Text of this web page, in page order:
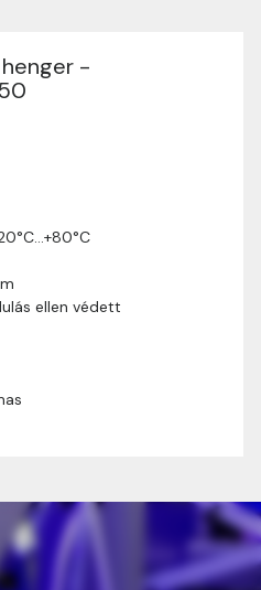
henger -
ellen védett
választottátok
megtaláljátok szállítási
gördülékenyen és
Amennyiben
a szállítás hosszabb
benneteket.
díj függ a termék súlyától
A pontos szállítási
során megtekinthetitek,